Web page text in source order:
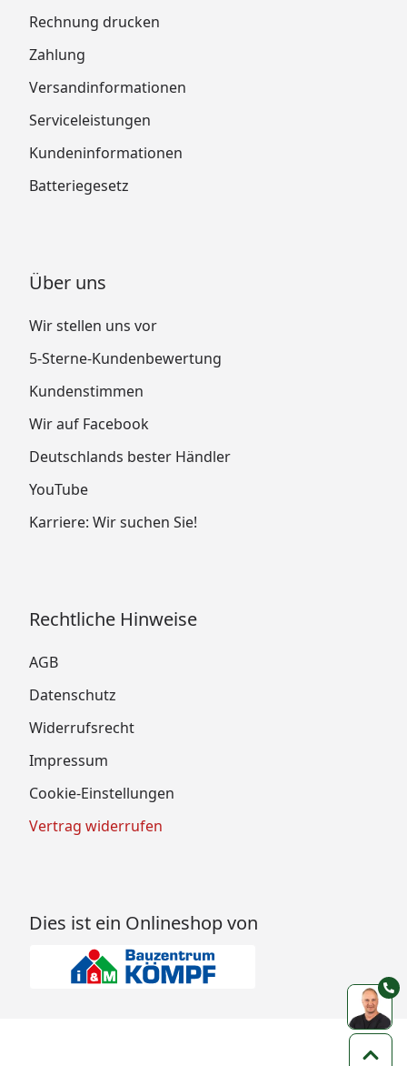
Rechnung drucken
Zahlung
Versandinformationen
Serviceleistungen
Kundeninformationen
Batteriegesetz
Über uns
Wir stellen uns vor
5-Sterne-Kundenbewertung
Kundenstimmen
Wir auf Facebook
Deutschlands bester Händler
YouTube
Karriere: Wir suchen Sie!
Rechtliche Hinweise
AGB
Datenschutz
Widerrufsrecht
Impressum
Cookie-Einstellungen
Vertrag widerrufen
Dies ist ein Onlineshop von